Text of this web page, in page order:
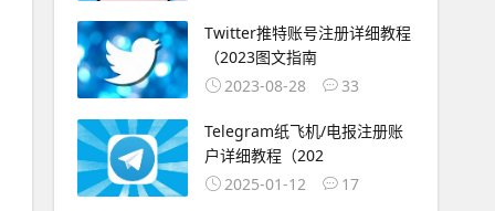
Twitter推特账号注册详细教程
（2023图文指南
2023-08-28
33
Telegram纸飞机/电报注册账
户详细教程（202
2025-01-12
17